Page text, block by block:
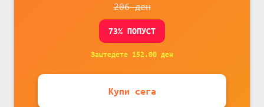
206ден
73% ПОПУСТ
Заштедете 152.00 ден
Купи сега